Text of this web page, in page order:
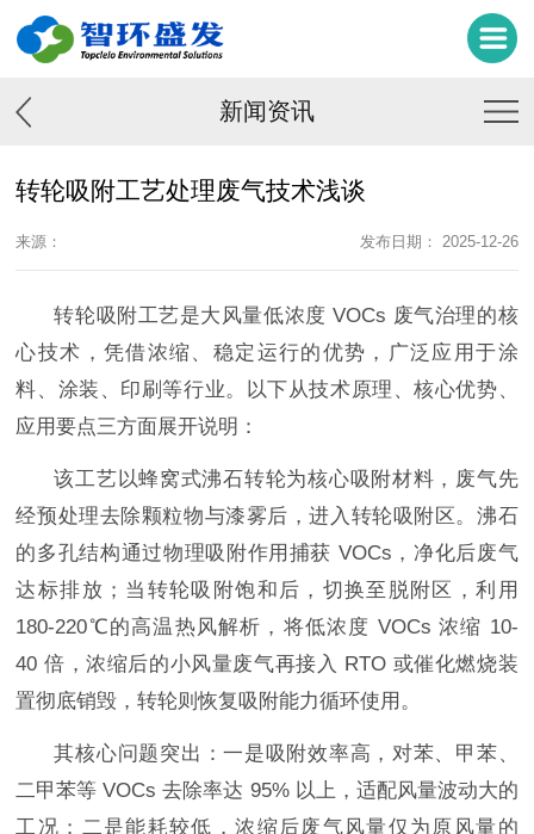
新闻资讯
转轮吸附工艺处理废气技术浅谈
来源： 发布日期： 2025-12-26
转轮吸附工艺是大风量低浓度 VOCs 废气治理的核
心技术，凭借浓缩、稳定运行的优势，广泛应用于涂
料、涂装、印刷等行业。以下从技术原理、核心优势、
应用要点三方面展开说明：
该工艺以蜂窝式沸石转轮为核心吸附材料，废气先
经预处理去除颗粒物与漆雾后，进入转轮吸附区。沸石
的多孔结构通过物理吸附作用捕获 VOCs ，净化后废气
达标排放 ；当转轮吸附饱和后，切换至脱附区，利用
180-220℃的高温热风解析，将低浓度 VOCs 浓缩 10-
40倍，浓缩后的小风量废气再接入 RTO 或催化燃烧装
置彻底销毁，转轮则恢复吸附能力循环使用。
其核心问题突出 ：一是吸附效率高，对苯、甲苯、
二甲苯等 VOCs 去除率达 95% 以上，适配风量波动大的
工况；二是能耗较低，浓缩后废气风量仅为原风量的